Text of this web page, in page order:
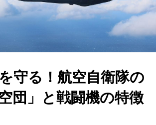
守る！航空自衛隊の
団」と戦闘機の特徴